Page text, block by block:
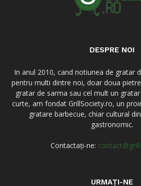
DESPRE NOI
In anul 2010, cand notiunea de gratar
pentru multi dintre noi, doar doua
gratar de sarma sau cel mult un
curte, am fondat GrillSociety.ro, un
gratare barbecue, chiar cultural
gastronomic.
Contactați-ne:
URMAȚI-NE